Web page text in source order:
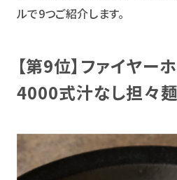
ルで9つご紹介します。
【第9位】ファイヤー
4000式汁なし担々麺